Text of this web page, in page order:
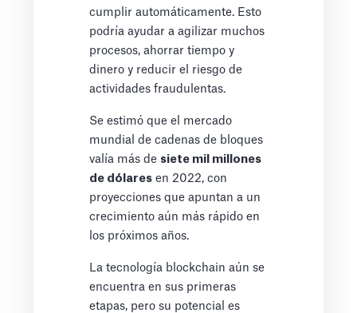
cumplir automáticamente. Esto
podría ayudar a agilizar muchos
procesos, ahorrar tiempo y
dinero y reducir el riesgo de
actividades fraudulentas.
Se estimó que el mercado
mundial de cadenas de bloques
valía más de siete mil millones
de dólares en 2022, con
proyecciones que apuntan a un
crecimiento aún más rápido en
los próximos años.
La tecnología blockchain aún se
encuentra en sus primeras
etapas, pero su potencial es